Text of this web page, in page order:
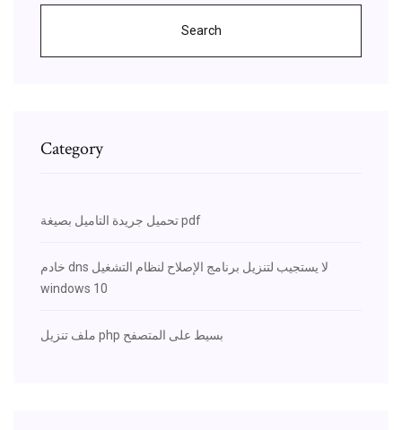
Search
Category
تحميل جريدة التاميل بصيغة pdf
خادم dns لا يستجيب لتنزيل برنامج الإصلاح لنظام التشغيل
windows 10
ملف تنزيل php بسيط على المتصفح